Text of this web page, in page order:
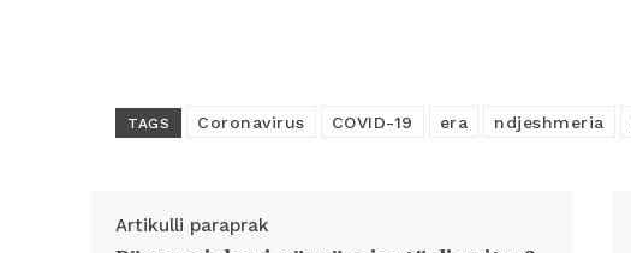
TAGS Coronavirus COVID-19 era ndjeshmeria
Artikulli paraprak